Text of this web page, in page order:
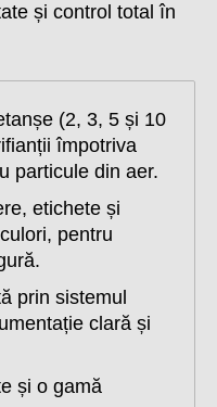
și control total în
(2, 3, 5 și 10
împotriva
particule din aer.
etichete și
pentru
prin sistemul
clară și
și o gamă